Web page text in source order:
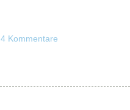
4 Kommentare